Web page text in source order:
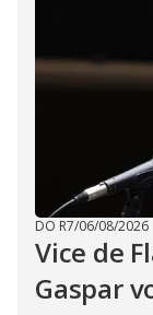
DO R7/06/08/2026
Vice de
Gaspar